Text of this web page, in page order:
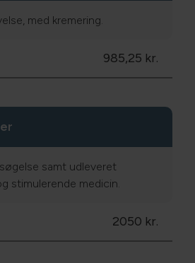
med kremering.
985,25 kr.
samt udleveret
stimulerende medicin.
2050 kr.